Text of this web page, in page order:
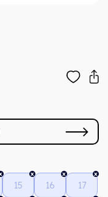
15 16 17